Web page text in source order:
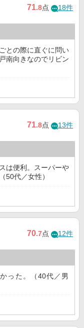
71.8点 18件
との際に直ぐに問い
南向きなのでリビン
71.8点 13件
は便利。スーパーや
50代／女性）
70.7点 12件
った。（40代／男